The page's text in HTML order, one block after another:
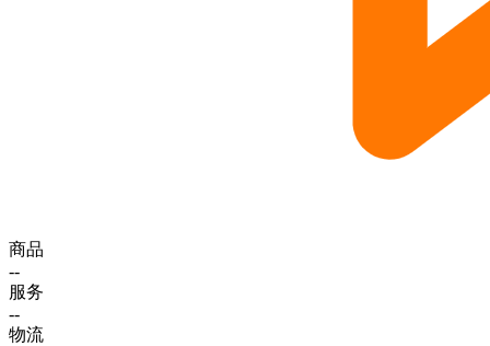
商品
--
服务
--
物流